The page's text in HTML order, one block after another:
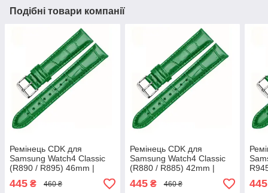
Подібні товари компанії
Ремінець CDK для
Samsung Watch4 Classic
(R890 / R895) 46mm |
20mm Экокожа Crocodile
Classic (012195) (green)
445 ₴ 460 ₴
Ремінець CDK для
Samsung Watch4 Classic
(R880 / R885) 42mm |
20mm Экокожа Crocodile
Classic (012195) (green)
445₴ 460 ₴ 445